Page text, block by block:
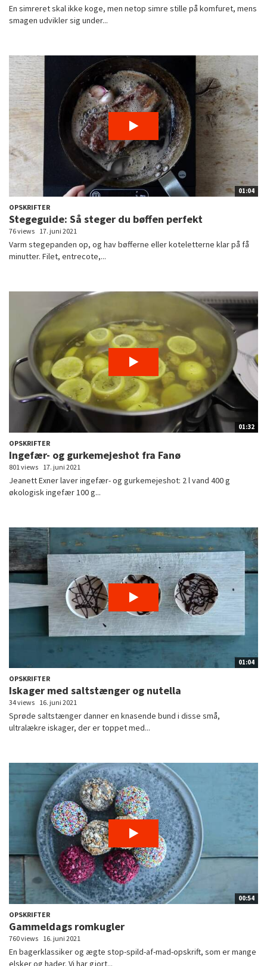
En simreret skal ikke koge, men netop simre stille på komfuret, mens
smagen udvikler sig under...
01:04
OPSKRIFTER
Stegeguide: Så steger du bøffen perfekt
76 views 17. juni 2021
Varm stegepanden op, og hav bøfferne eller koteletterne klar på få
minutter. Filet, entrecote,...
01:32
OPSKRIFTER
Ingefær- og gurkemejeshot fra Fanø
801 views 17. juni 2021
Jeanett Exner laver ingefær- og gurkemejeshot: 2 l vand 400 g
økologisk ingefær 100 g...
01:04
OPSKRIFTER
Iskager med saltstænger og nutella
34 views 16. juni 2021
Sprøde saltstænger danner en knasende bund i disse små,
ultralækre iskager, der er toppet med...
00:54
OPSKRIFTER
Gammeldags romkugler
760 views 16. juni 2021
En bagerklassiker og ægte stop-spild-af-mad-opskrift, som er mange
elsker og hader. Vi har gjort...